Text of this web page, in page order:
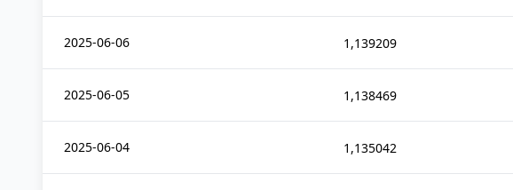
2025-06-06 1,139209
2025-06-05 1,138469
2025-06-04 1,135042